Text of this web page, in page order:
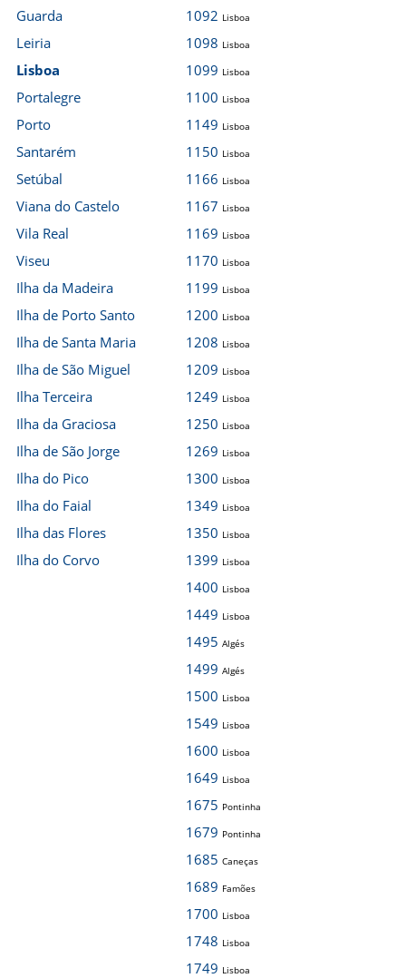
Guarda
Leiria
Lisboa
Portalegre
Porto
Santarém
Setúbal
Viana do Castelo
Vila Real
Viseu
Ilha da Madeira
Ilha de Porto Santo
Ilha de Santa Maria
Ilha de São Miguel
Ilha Terceira
Ilha da Graciosa
Ilha de São Jorge
Ilha do Pico
Ilha do Faial
Ilha das Flores
Ilha do Corvo
1092 Lisboa
1098 Lisboa
1099 Lisboa
1100 Lisboa
1149 Lisboa
1150 Lisboa
1166 Lisboa
1167 Lisboa
1169 Lisboa
1170 Lisboa
1199 Lisboa
1200 Lisboa
1208 Lisboa
1209 Lisboa
1249 Lisboa
1250 Lisboa
1269 Lisboa
1300 Lisboa
1349 Lisboa
1350 Lisboa
1399 Lisboa
1400 Lisboa
1449 Lisboa
1495 Algés
1499 Algés
1500 Lisboa
1549 Lisboa
1600 Lisboa
1649 Lisboa
1675 Pontinha
1679 Pontinha
1685 Caneças
1689 Famões
1700 Lisboa
1748 Lisboa
1749 Lisboa